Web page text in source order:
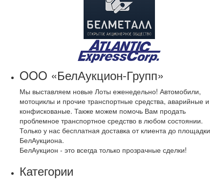
OOO «БелАукцион-Групп»
Мы выставляем новые Лоты еженедельно! Автомобили,
мотоциклы и прочие транспортные средства, аварийные и
конфискованые. Также можем помочь Вам продать
проблемное транспортное средство в любом состоянии.
Только у нас бесплатная доставка от клиента до площадки
БелАукциона.
БелАукцион - это всегда только прозрачные сделки!
Категории